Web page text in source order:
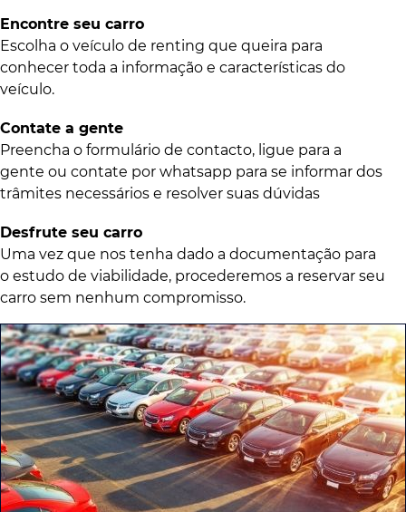
Encontre seu carro
Escolha o veículo de renting que queira para
conhecer toda a informação e características do
veículo.
Contate a gente
Preencha o formulário de contacto, ligue para a
gente ou contate por whatsapp para se informar dos
trâmites necessários e resolver suas dúvidas
Desfrute seu carro
Uma vez que nos tenha dado a documentação para
o estudo de viabilidade, procederemos a reservar seu
carro sem nenhum compromisso.